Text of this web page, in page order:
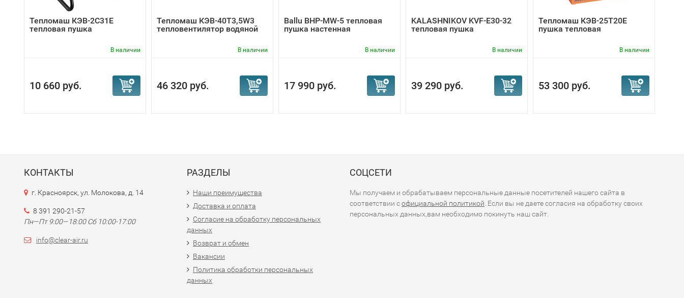
Тепломаш КЭВ-2С31Е
тепловая пушка
В наличии
10 660 руб.
Тепломаш КЭВ-40T3,5W3
тепловентилятор водяной
В наличии
46 320 руб.
Ballu BHP-MW-5 тепловая
пушка настенная
В наличии
17 990 руб.
KALASHNIKOV KVF-E30-32
тепловая пушка
В наличии
39 290 руб.
Тепломаш КЭВ-25Т20Е
пушка тепловая
В наличии
53 300 руб.
КОНТАКТЫ
г. Красноярск, ул. Молокова, д. 14
8 391 290-21-57
Пн—Пт 9:00—18:00 Сб 10:00-17:00
info@clear-air.ru
РАЗДЕЛЫ
Наши преимущества
Доставка и оплата
Согласие на обработку персональных
данных
Возврат и обмен
Вакансии
Политика обработки персональных
данных
СОЦСЕТИ
Мы получаем и обрабатываем персональные данные посетителей нашего сайта в
соответствии софициальной политикой . Если вы не даете согласия на обработку своих
персональных данных,вам необходимо покинуть наш сайт.